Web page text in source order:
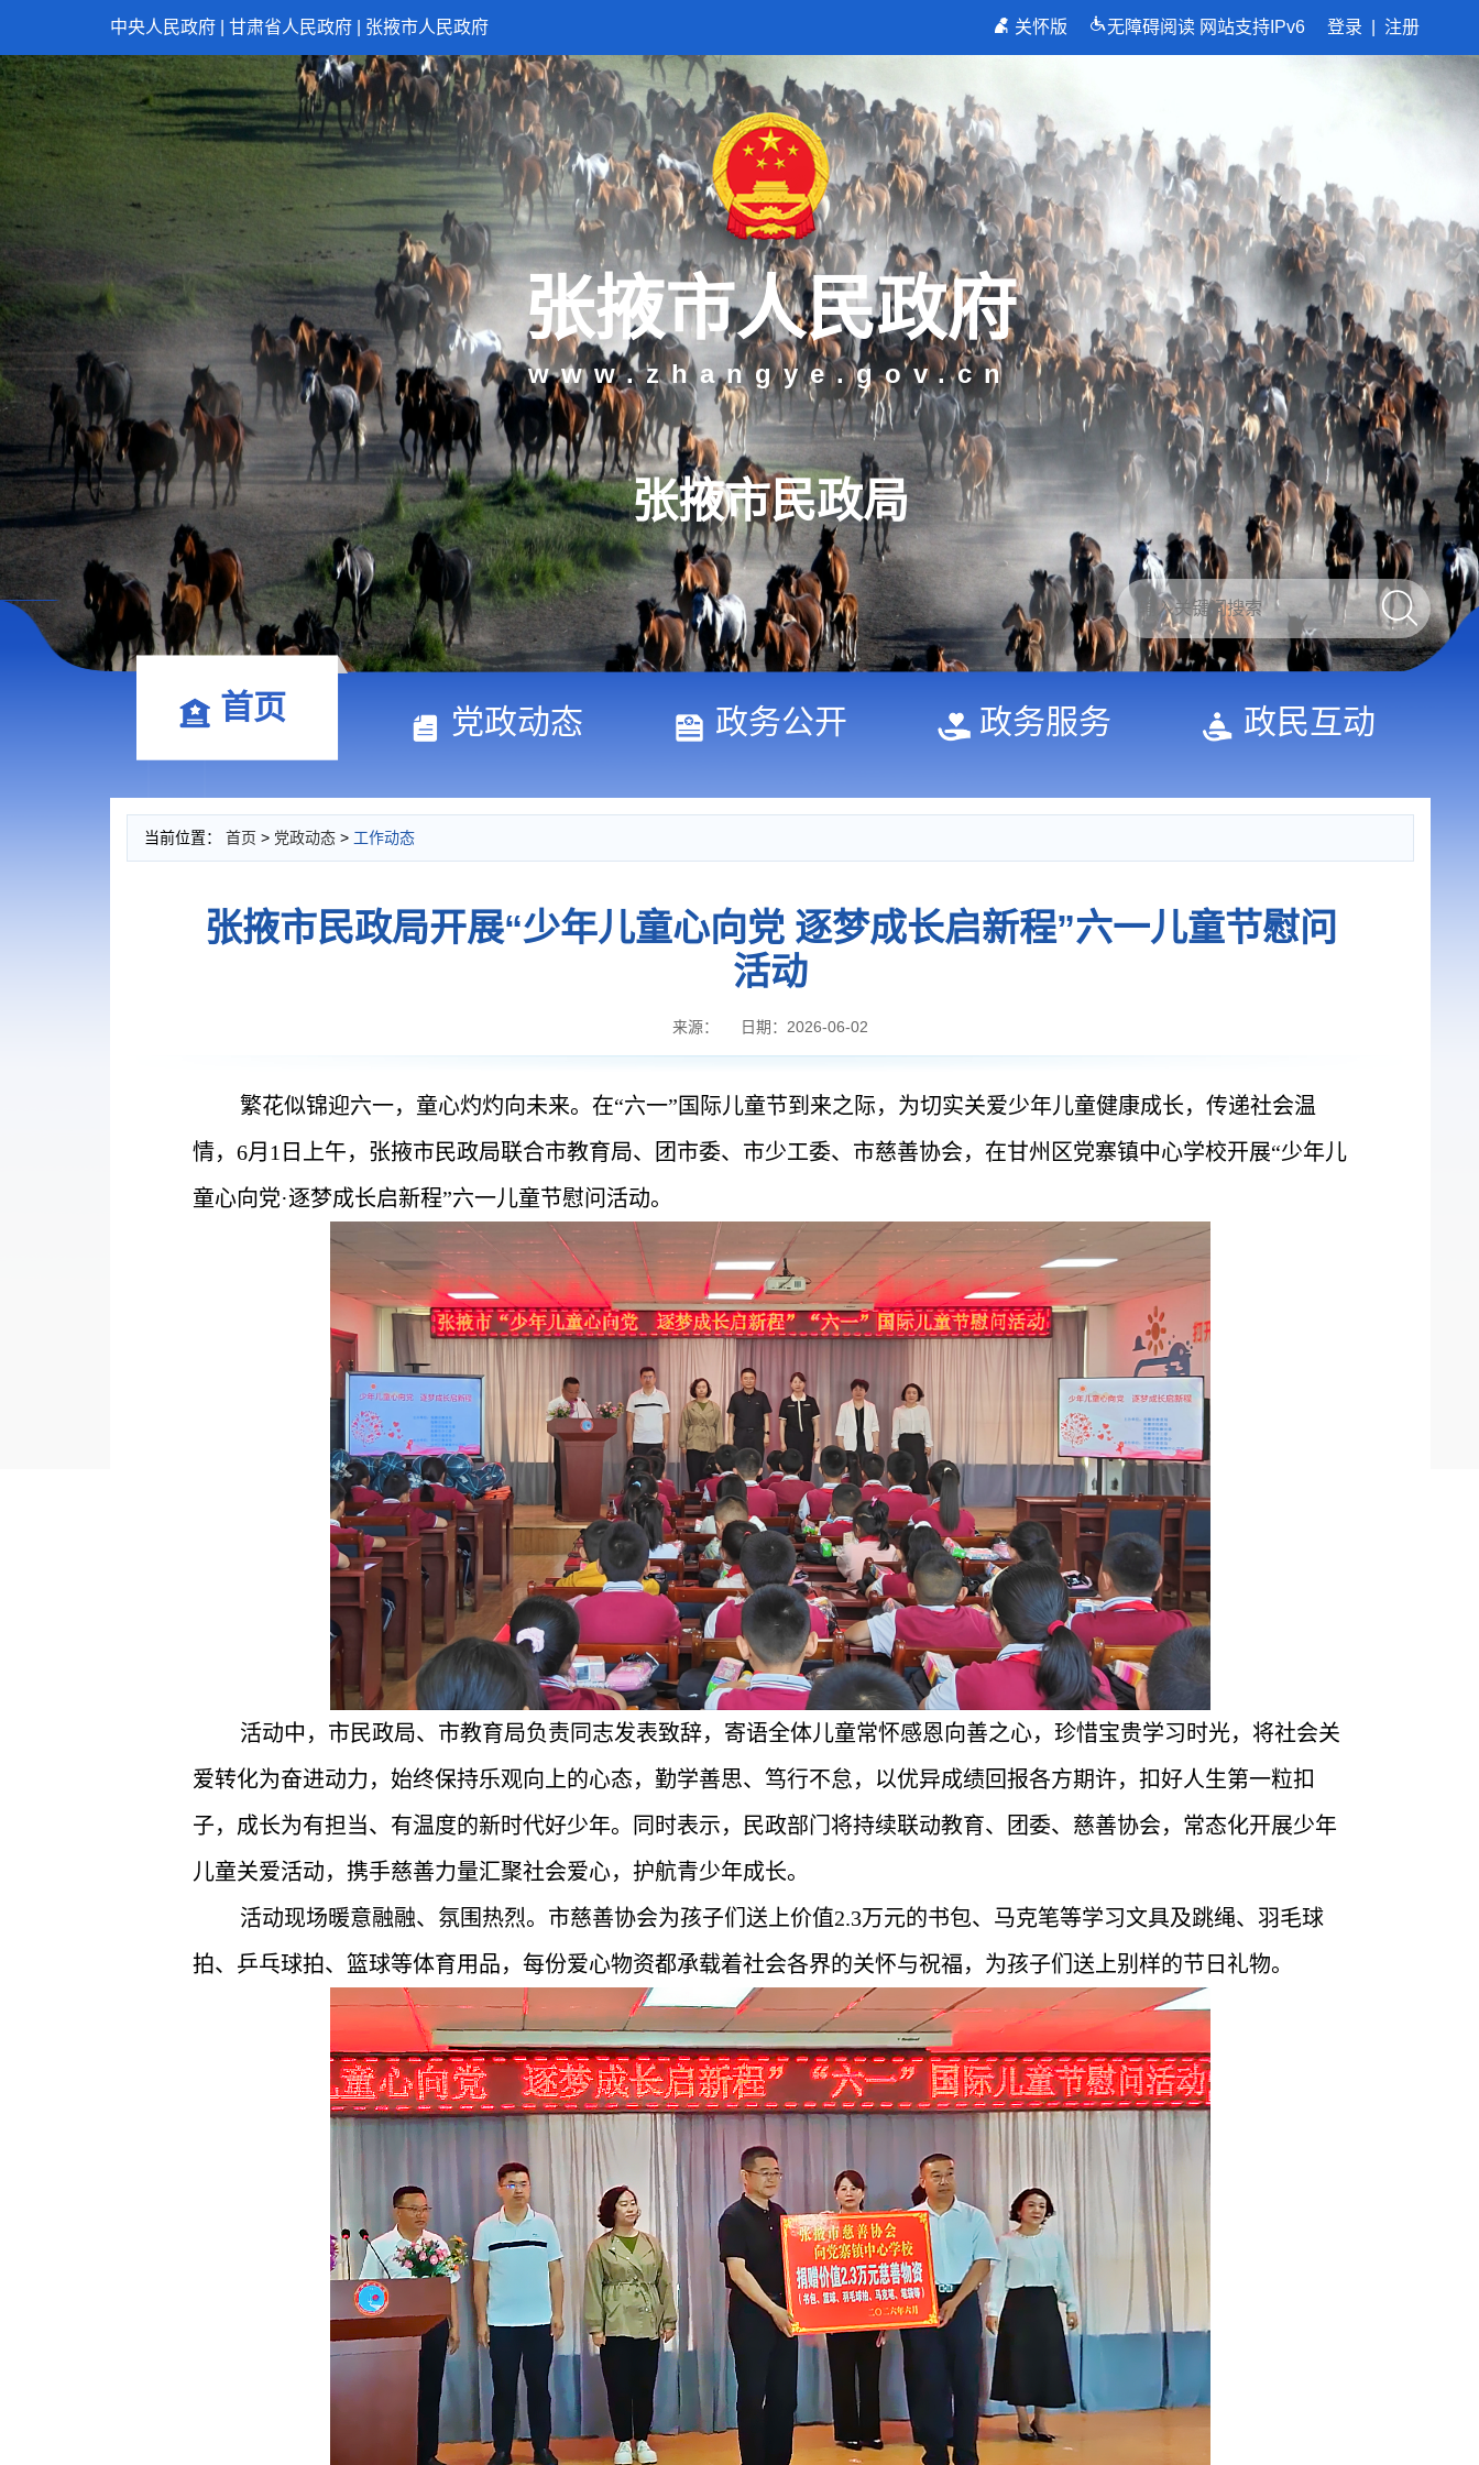
中央人民政府 甘肃省人民政府 张掖市人民政府 关怀版 无障碍阅读 网站支持IPv6 登录 注册
张掖市人民政府
www.zhangye.gov.cn
张掖市民政局
首页 党政动态 政务公开 政务服务 政民互动
当前位置： 首页 > 党政动态 > 工作动态
张掖市民政局开展“少年儿童心向党 逐梦成长启新程”六一儿童节慰问
活动
来源： 日期：2026-06-02
繁花似锦迎六一，童心灼灼向未来。在“六一”国际儿童节到来之际，为切实关爱少年儿童健康成长，传递社会温
情，6月1日上午，张掖市民政局联合市教育局、团市委、市少工委、市慈善协会，在甘州区党寨镇中心学校开展“少年儿
童心向党·逐梦成长启新程”六一儿童节慰问活动。
活动中，市民政局、市教育局负责同志发表致辞，寄语全体儿童常怀感恩向善之心，珍惜宝贵学习时光，将社会关
爱转化为奋进动力，始终保持乐观向上的心态，勤学善思、笃行不怠，以优异成绩回报各方期许，扣好人生第一粒扣
子，成长为有担当、有温度的新时代好少年。同时表示，民政部门将持续联动教育、团委、慈善协会，常态化开展少年
儿童关爱活动，携手慈善力量汇聚社会爱心，护航青少年成长。
活动现场暖意融融、氛围热烈。市慈善协会为孩子们送上价值2.3万元的书包、马克笔等学习文具及跳绳、羽毛球
拍、乒乓球拍、篮球等体育用品，每份爱心物资都承载着社会各界的关怀与祝福，为孩子们送上别样的节日礼物。